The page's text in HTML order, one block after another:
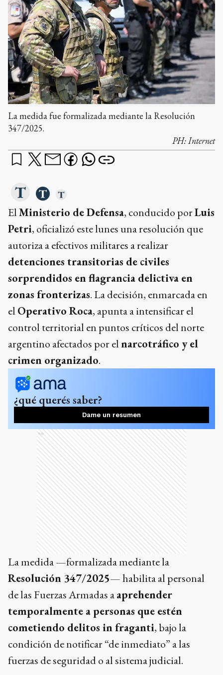
La medida fue formalizada mediante la Resolución
347/2025.
PH:Internet
ElMinisterio de Defensa, conducido porLuis
Petri, oficializó este lunes una resolución que
autoriza a efectivos militares a realizar
detenciones transitorias de civiles
sorprendidos en flagrancia delictiva en
zonas fronterizas. La decisión, enmarcada en
el Operativo Roca, apunta a intensificar el
control territorial en puntos críticos del norte
argentino afectados por elnarcotráfico y el
crimen organizado.
¿qué querés saber?
Dame un resumen
Ads
La medida —formalizada mediante la
Resolución 347/2025— habilita al personal
de las Fuerzas Armadas aaprehender
temporalmente a personas que estén
cometiendo delitos in fraganti, bajo la
condición de notificar “de inmediato” a las
fuerzas de seguridad o al sistema judicial.